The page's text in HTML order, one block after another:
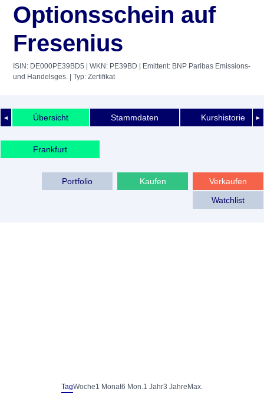
Optionsschein auf
Fresenius
ISIN: DE000PE39BD5 | WKN: PE39BD | Emittent: BNP Paribas Emissions-
und Handelsges. | Typ: Zertifikat
◄ ►
Übersicht Stammdaten Kurshistorie
Frankfurt
Verkaufen
Kaufen
Portfolio
Watchlist
TagWoche1 Monat6 Mon.1 Jahr3 Jahre Max.